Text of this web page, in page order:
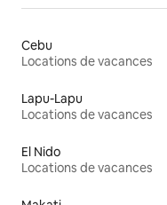
Cebu
Locations de vacances
Lapu-Lapu
Locations de vacances
El Nido
Locations de vacances